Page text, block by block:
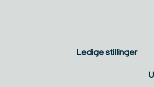
Ledige stillinger